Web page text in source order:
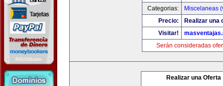
Categorias:
Miscelaneas
Precio:
Realizar una
Visitar!
Serán consideradas
Realizar una Oferta